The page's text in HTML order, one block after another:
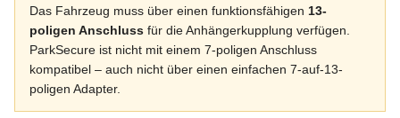
Das Fahrzeug muss über einen funktionsfähigen 13-
poligen Anschluss für die Anhängerkupplung verfügen.
ParkSecure ist nicht mit einem 7-poligen Anschluss
kompatibel – auch nicht über einen einfachen 7-auf-13-
poligen Adapter.